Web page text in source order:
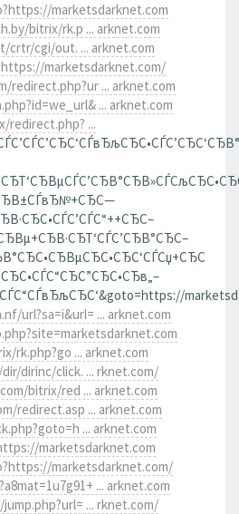
marketsdarknet.com
bitrix/rk.p ... arknet.com
cgi/out. ... arknet.com
marketsdarknet.com/
redirect.php?ur ... arknet.com
... arknet.com
...
url?sa=i&url= ... arknet.com
rk.php?go ... arknet.com
dirinc/click. ... rknet.com/
bitrix/red ... arknet.com
redirect.asp ... arknet.com
... arknet.com
marketsdarknet.com
marketsdarknet.com/
... arknet.com
... rknet.com/